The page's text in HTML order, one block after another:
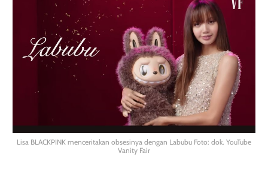
Lisa BLACKPINK menceritakan obsesinya dengan Labubu Foto: dok. YouTube
Vanity Fair